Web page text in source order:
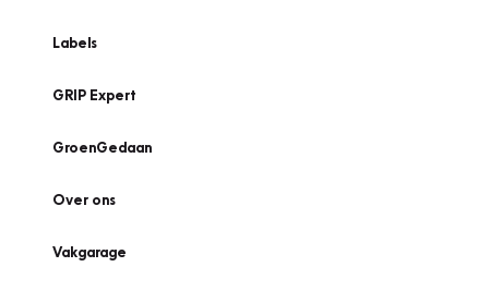
Labels
GRIP Expert
GroenGedaan
Over ons
Vakgarage